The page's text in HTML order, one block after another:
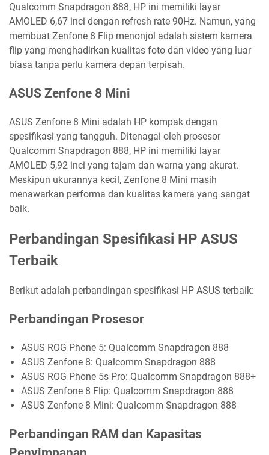
Qualcomm Snapdragon 888, HP ini memiliki layar
AMOLED 6,67 inci dengan refresh rate 90Hz. Namun, yang
membuat Zenfone 8 Flip menonjol adalah sistem kamera
flip yang menghadirkan kualitas foto dan video yang luar
biasa tanpa perlu kamera depan terpisah.
ASUS Zenfone 8 Mini
ASUS Zenfone 8 Mini adalah HP kompak dengan
spesifikasi yang tangguh. Ditenagai oleh prosesor
Qualcomm Snapdragon 888, HP ini memiliki layar
AMOLED 5,92 inci yang tajam dan warna yang akurat.
Meskipun ukurannya kecil, Zenfone 8 Mini masih
menawarkan performa dan kualitas kamera yang sangat
baik.
Perbandingan Spesifikasi HP ASUS
Terbaik
Berikut adalah perbandingan spesifikasi HP ASUS terbaik:
Perbandingan Prosesor
ASUS ROG Phone 5: Qualcomm Snapdragon 888
ASUS Zenfone 8: Qualcomm Snapdragon 888
ASUS ROG Phone 5s Pro: Qualcomm Snapdragon 888+
ASUS Zenfone 8 Flip: Qualcomm Snapdragon 888
ASUS Zenfone 8 Mini: Qualcomm Snapdragon 888
Perbandingan RAM dan Kapasitas